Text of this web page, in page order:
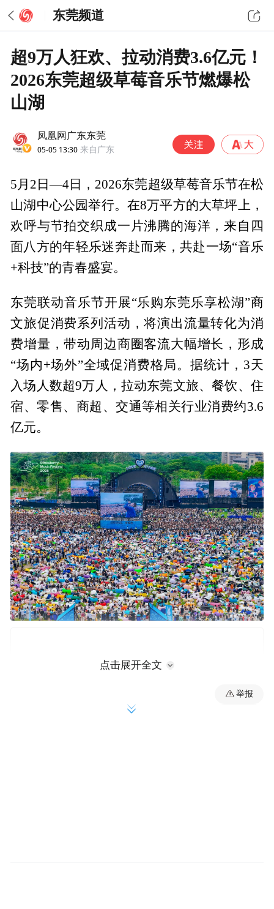
东莞频道
超9万人狂欢、拉动消费3.6亿元！
2026东莞超级草莓音乐节燃爆松
山湖
凤凰网广东东莞
05-05 13:30 来自广东
5月2日—4日，2026东莞超级草莓音乐节在松
山湖中心公园举行。在8万平方的大草坪上，
欢呼与节拍交织成一片沸腾的海洋，来自四
面八方的年轻乐迷奔赴而来，共赴一场“音乐
+科技”的青春盛宴。
东莞联动音乐节开展“乐购东莞乐享松湖”商
文旅促消费系列活动，将演出流量转化为消
费增量，带动周边商圈客流大幅增长，形成
“场内+场外”全域促消费格局。据统计，3天
入场人数超9万人，拉动东莞文旅、餐饮、住
宿、零售、商超、交通等相关行业消费约3.6
亿元。
点击展开全文
举报